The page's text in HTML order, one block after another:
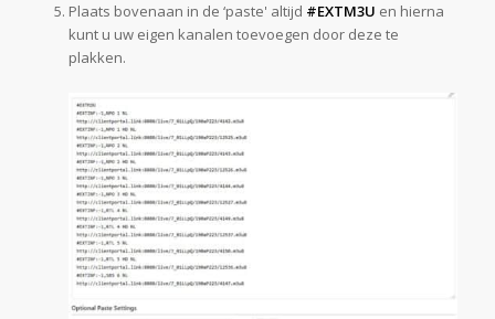
Plaats bovenaan in de ‘paste' altijd #EXTM3U en hierna
kunt u uw eigen kanalen toevoegen door deze te
plakken.